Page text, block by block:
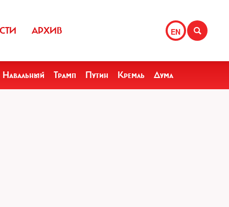
EN
АРХИВ
Навальный Трамп Путин Кремль Дума